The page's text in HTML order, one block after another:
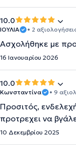
10.0
ΙΟΥΛΙΑ • 2
Aσχολήθηκε με
16 Ιανουαρίου 2026
10.0
Κωνσταντίνα • 9
Προσιτός,
προτρεχει να
10 Δεκεμβρίου 2025